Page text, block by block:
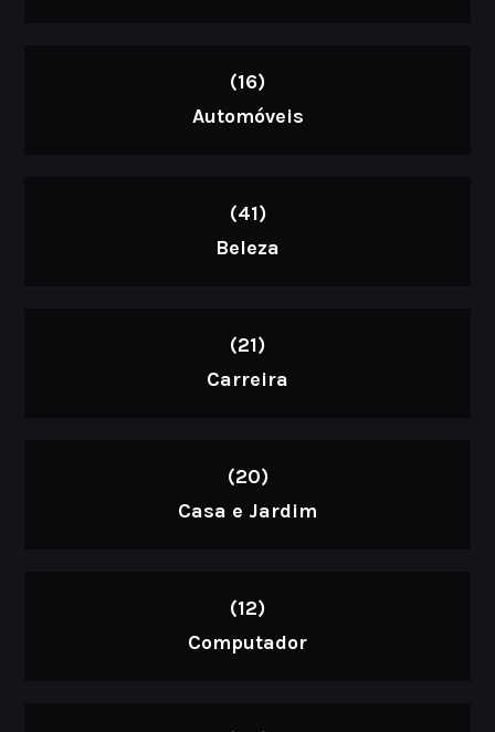
(16)
Automóveis
(41)
Beleza
(21)
Carreira
(20)
Casa e Jardim
(12)
Computador